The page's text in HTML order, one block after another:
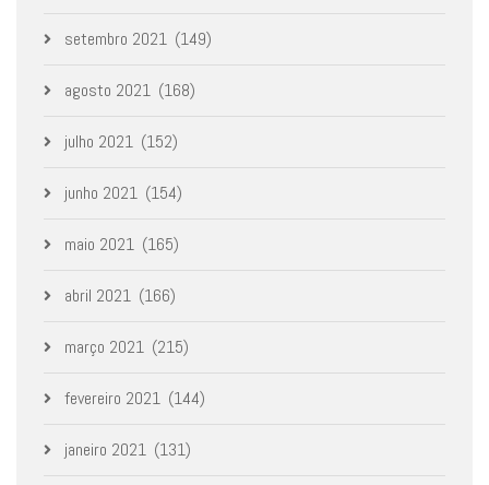
setembro 2021 (149)
agosto 2021 (168)
julho 2021 (152)
junho 2021 (154)
maio 2021 (165)
abril 2021 (166)
março 2021 (215)
fevereiro 2021 (144)
janeiro 2021 (131)